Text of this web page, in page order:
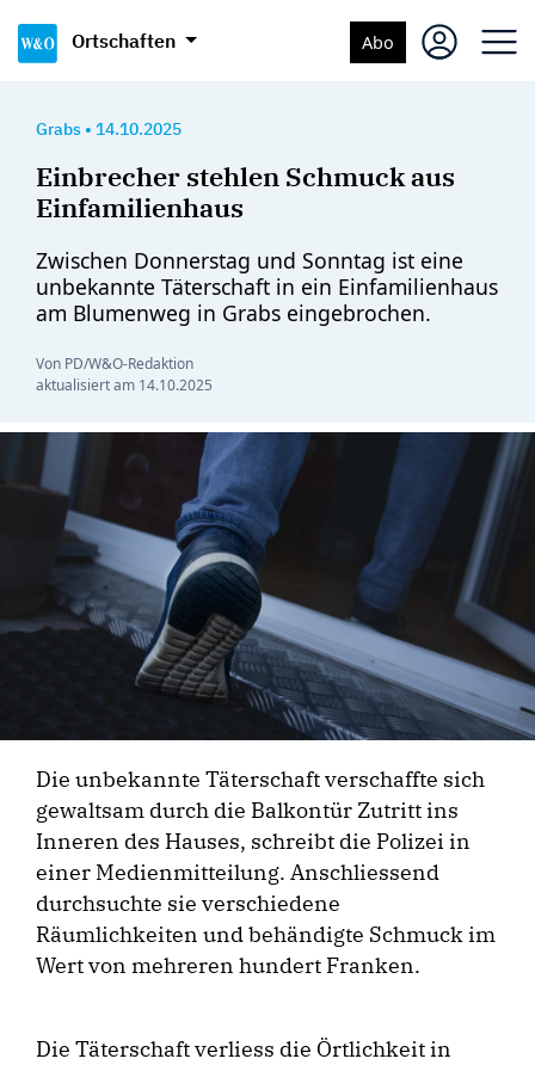
Ortschaften Abo
Grabs • 14.10.2025
Einbrecher stehlen Schmuck aus
Einfamilienhaus
Zwischen Donnerstag und Sonntag ist eine
unbekannte Täterschaft in ein Einfamilienhaus
am Blumenweg in Grabs eingebrochen.
Von PD/W&O-Redaktion
aktualisiert am 14.10.2025
Die unbekannte Täterschaft verschaffte sich
gewaltsam durch die Balkontür Zutritt ins
Inneren des Hauses, schreibt die Polizei in
einer Medienmitteilung. Anschliessend
durchsuchte sie verschiedene
Räumlichkeiten und behändigte Schmuck im
Wert von mehreren hundert Franken.
Die Täterschaft verliess die Örtlichkeit in